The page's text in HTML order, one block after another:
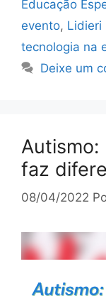
Educação
evento, Lidieri
tecnologia na
Deixe um
Autismo:
faz
08/04/2022